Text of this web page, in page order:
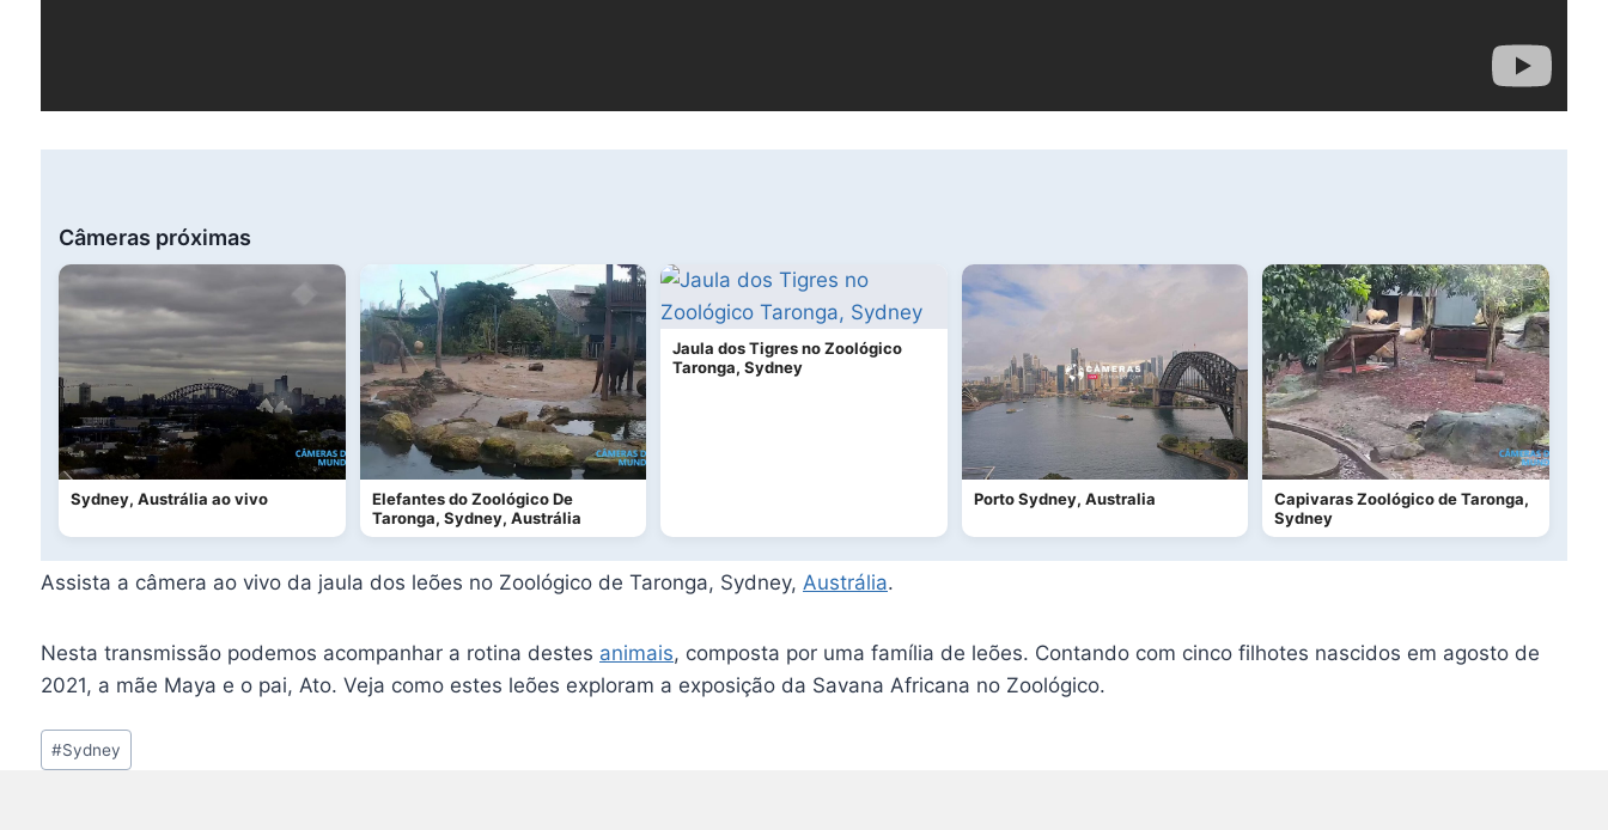
Câmeras próximas
Sydney, Austrália ao vivo
Elefantes do Zoológico De
Taronga, Sydney, Austrália
Jaula dos Tigres no Zoológico
Taronga, Sydney
Porto Sydney, Australia
Capivaras Zoológico de Taronga,
Sydney
Assista a câmera ao vivo da jaula dos leões no Zoológico de Taronga, Sydney, Austrália.
Nesta transmissão podemos acompanhar a rotina destes animais, composta por uma família de leões. Contando com cinco filhotes nascidos em agosto de
2021, a mãe Maya e o pai, Ato. Veja como estes leões exploram a exposição da Savana Africana no Zoológico.
Tags
do
#Sydney